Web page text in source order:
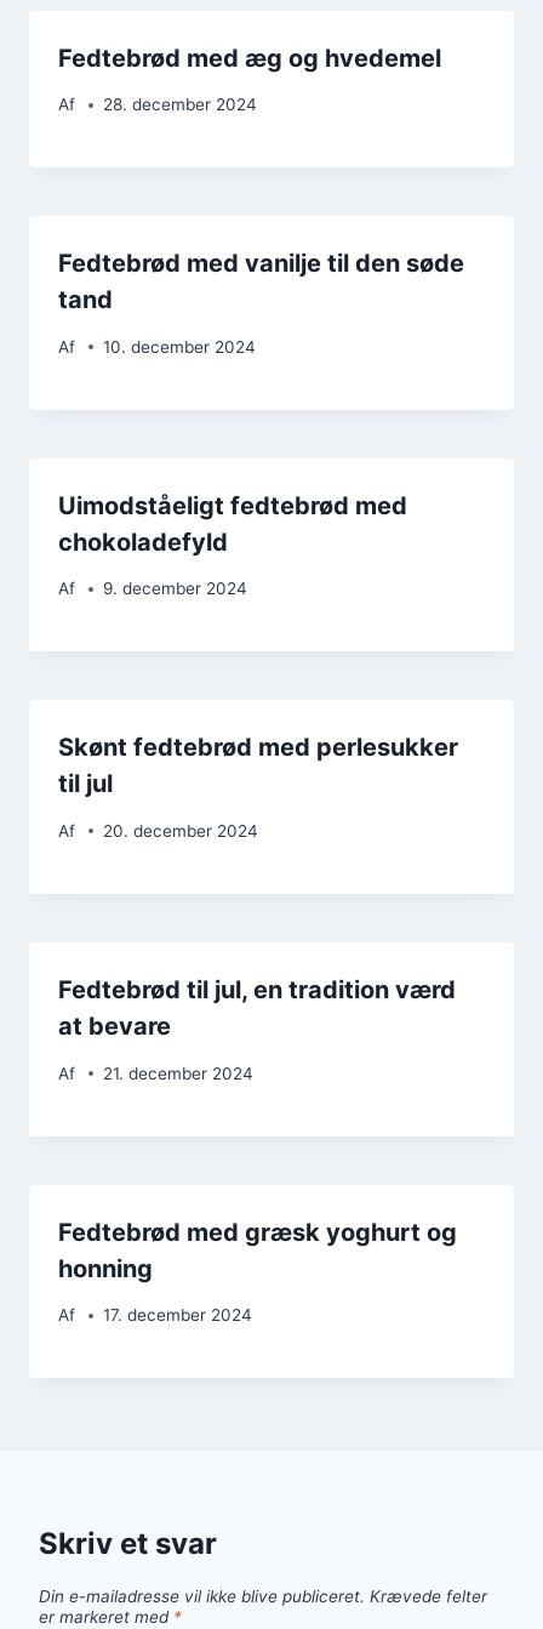
Fedtebrød med æg og hvedemel
Af 28. december 2024
Fedtebrød med vanilje til den søde
tand
Af 10. december 2024
Uimodståeligt fedtebrød med
chokoladefyld
Af 9. december 2024
Skønt fedtebrød med perlesukker
til jul
Af 20. december 2024
Fedtebrød til jul, en tradition værd
at bevare
Af 21. december 2024
Fedtebrød med græsk yoghurt og
honning
Af 17. december 2024
Skriv et svar
Din e-mailadresse vil ikke blive publiceret. Krævede felter
er markeret med *